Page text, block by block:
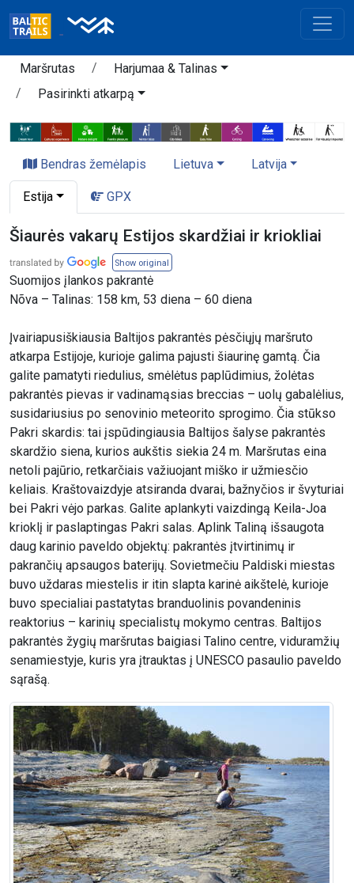
Maršrutas
Harjumaa & Talinas
Pasirinkti atkarpą
Bendras žemėlapis Lietuva Latvija
Estija GPX
Šiaurės vakarų Estijos skardžiai ir kriokliai
Show original
Suomijos įlankos pakrantė
Nõva – Talinas: 158 km, 53 diena – 60 diena
Įvairiapusiškiausia Baltijos pakrantės pėsčiųjų maršruto
atkarpa Estijoje, kurioje galima pajusti šiaurinę gamtą. Čia
galite pamatyti riedulius, smėlėtus paplūdimius, žolėtas
pakrantės pievas ir vadinamąsias breccias – uolų gabalėlius,
susidariusius po senovinio meteorito sprogimo. Čia stūkso
Pakri skardis: tai įspūdingiausia Baltijos šalyse pakrantės
skardžio siena, kurios aukštis siekia 24 m. Maršrutas eina
netoli pajūrio, retkarčiais važiuojant miško ir užmiesčio
keliais. Kraštovaizdyje atsiranda dvarai, bažnyčios ir švyturiai
bei Pakri vėjo parkas. Galite aplankyti vaizdingą Keila-Joa
krioklį ir paslaptingas Pakri salas. Aplink Taliną išsaugota
daug karinio paveldo objektų: pakrantės įtvirtinimų ir
pakrančių apsaugos baterijų. Sovietmečiu Paldiski miestas
buvo uždaras miestelis ir itin slapta karinė aikštelė, kurioje
buvo specialiai pastatytas branduolinis povandeninis
reaktorius – karinių specialistų mokymo centras. Baltijos
pakrantės žygių maršrutas baigiasi Talino centre, viduramžių
senamiestyje, kuris yra įtrauktas į UNESCO pasaulio paveldo
sąrašą.